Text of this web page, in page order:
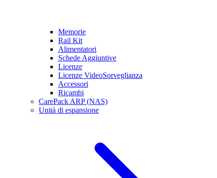
Memorie
Rail Kit
Alimentatori
Schede Aggiuntive
Licenze
Licenze VideoSorveglianza
Accessori
Ricambi
CarePack ARP (NAS)
Unità di espansione